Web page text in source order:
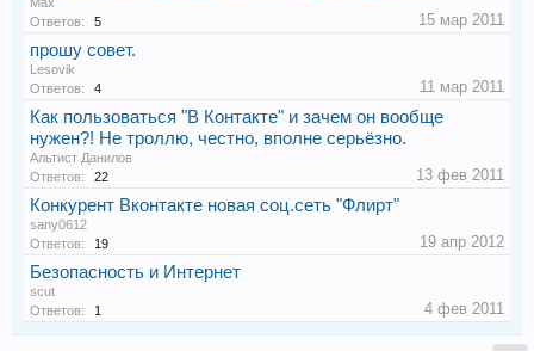
Ответов:
5 15 мар 2011
прошу совет.
Lesovik
Ответов:
4 11 мар 2011
Как пользоваться "В Контакте" и зачем он вообще
нужен?! Не троллю, честно, вполне серьёзно.
Альтист Данилов
Ответов:
22 13 фев 2011
Конкурент Вконтакте новая соц.сеть "Флирт"
sany0612
Ответов:
19 19 апр 2012
Безопасность и Интернет
scut
Ответов:
1 4 фев 2011